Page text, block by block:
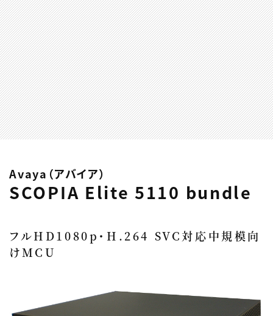
Avaya（アバイア）
SCOPIA Elite 5110 bundle
フルHD1080p・H.264 SVC対応中規模向
けMCU